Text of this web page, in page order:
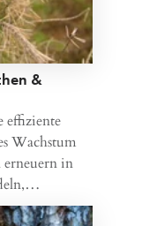
&
effiziente
Wachstum
in